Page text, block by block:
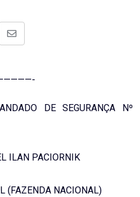
Share
DE SEGURANÇA Nº
ILAN PACIORNIK
(FAZENDA NACIONAL)